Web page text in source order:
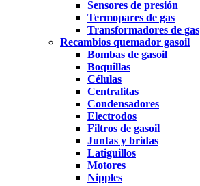
Sensores de presión
Termopares de gas
Transformadores de gas
Recambios quemador gasoil
Bombas de gasoil
Boquillas
Células
Centralitas
Condensadores
Electrodos
Filtros de gasoil
Juntas y bridas
Latiguillos
Motores
Nipples